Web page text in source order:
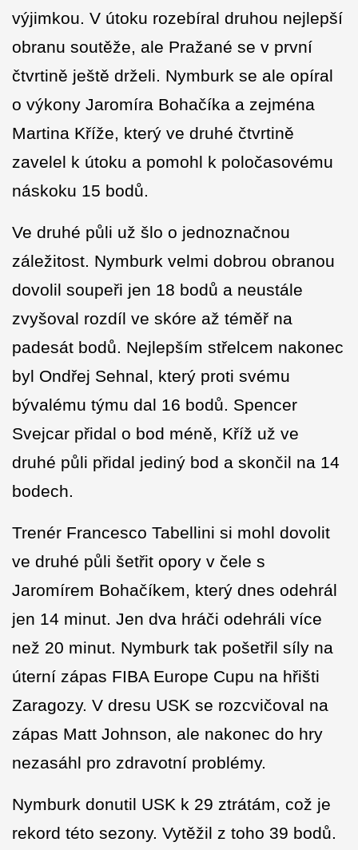
výjimkou. V útoku rozebíral druhou nejlepší
obranu soutěže, ale Pražané se v první
čtvrtině ještě drželi. Nymburk se ale opíral
o výkony Jaromíra Bohačíka a zejména
Martina Kříže, který ve druhé čtvrtině
zavelel k útoku a pomohl k poločasovému
náskoku 15 bodů.
Ve druhé půli už šlo o jednoznačnou
záležitost. Nymburk velmi dobrou obranou
dovolil soupeři jen 18 bodů a neustále
zvyšoval rozdíl ve skóre až téměř na
padesát bodů. Nejlepším střelcem nakonec
byl Ondřej Sehnal, který proti svému
bývalému týmu dal 16 bodů. Spencer
Svejcar přidal o bod méně, Kříž už ve
druhé půli přidal jediný bod a skončil na 14
bodech.
Trenér Francesco Tabellini si mohl dovolit
ve druhé půli šetřit opory v čele s
Jaromírem Bohačíkem, který dnes odehrál
jen 14 minut. Jen dva hráči odehráli více
než 20 minut. Nymburk tak pošetřil síly na
úterní zápas FIBA Europe Cupu na hřišti
Zaragozy. V dresu USK se rozcvičoval na
zápas Matt Johnson, ale nakonec do hry
nezasáhl pro zdravotní problémy.
Nymburk donutil USK k 29 ztrátám, což je
rekord této sezony. Vytěžil z toho 39 bodů.